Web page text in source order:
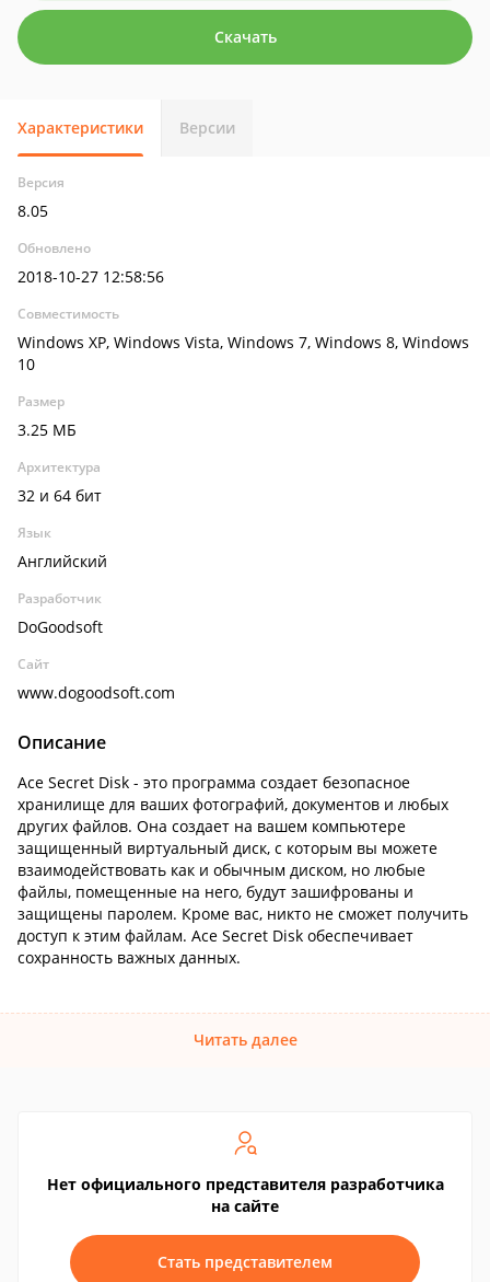
Скачать
Характеристики Версии
Версия
8.05
Обновлено
2018-10-27 12:58:56
Совместимость
Windows XP, Windows Vista, Windows 7, Windows 8, Windows
10
Размер
3.25 МБ
Архитектура
32 и 64 бит
Язык
Английский
Разработчик
DoGoodsoft
Сайт
www.dogoodsoft.com
Описание
Ace Secret Disk - это программа создает безопасное
хранилище для ваших фотографий, документов и любых
других файлов. Она создает на вашем компьютере
защищенный виртуальный диск, с которым вы можете
взаимодействовать как и обычным диском, но любые
файлы, помещенные на него, будут зашифрованы и
защищены паролем. Кроме вас, никто не сможет получить
доступ к этим файлам. Ace Secret Disk обеспечивает
сохранность важных данных.
Читать далее
Нет официального представителя разработчика
на сайте
Стать представителем